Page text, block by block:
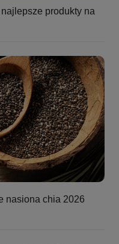
produkty na
nasiona chia 2026